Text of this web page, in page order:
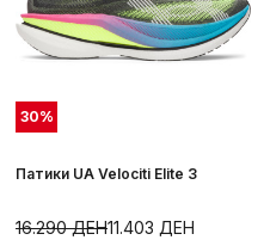
30%
Патики UA Velociti Elite 3
11.403 ДЕН
16.290ДЕН